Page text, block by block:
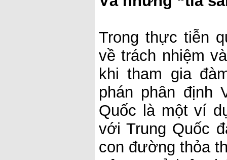
Trong thực tiễn
về trách nhiệm
khi tham gia
phán phân định
Quốc là một ví
với Trung Quốc
con đường thỏa